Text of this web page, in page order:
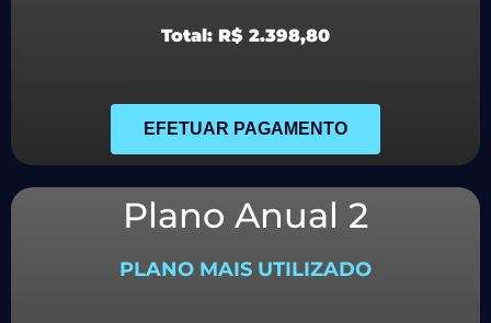
Total: R$ 2.398,80
EFETUAR PAGAMENTO
Plano Anual 2
PLANO MAIS UTILIZADO